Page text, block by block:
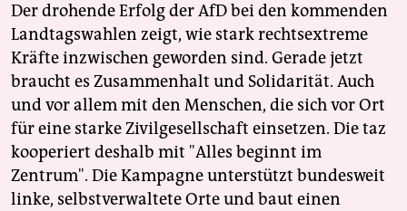
Der drohende Erfolg der AfD bei den kommenden
Landtagswahlen zeigt, wie stark rechtsextreme
Kräfte inzwischen geworden sind. Gerade jetzt
braucht es Zusammenhalt und Solidarität. Auch
und vor allem mit den Menschen, die sich vor Ort
für eine starke Zivilgesellschaft einsetzen. Die taz
kooperiert deshalb mit "Alles beginnt im
Zentrum". Die Kampagne unterstützt bundesweit
linke, selbstverwaltete Orte und baut einen